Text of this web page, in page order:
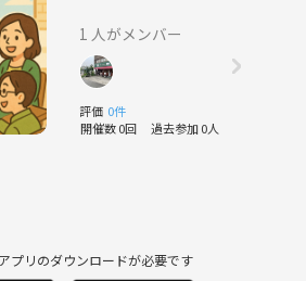
1 人がメンバー
評価 0件
開催数 0回 過去参加 0人
プリのダウンロードが必要です